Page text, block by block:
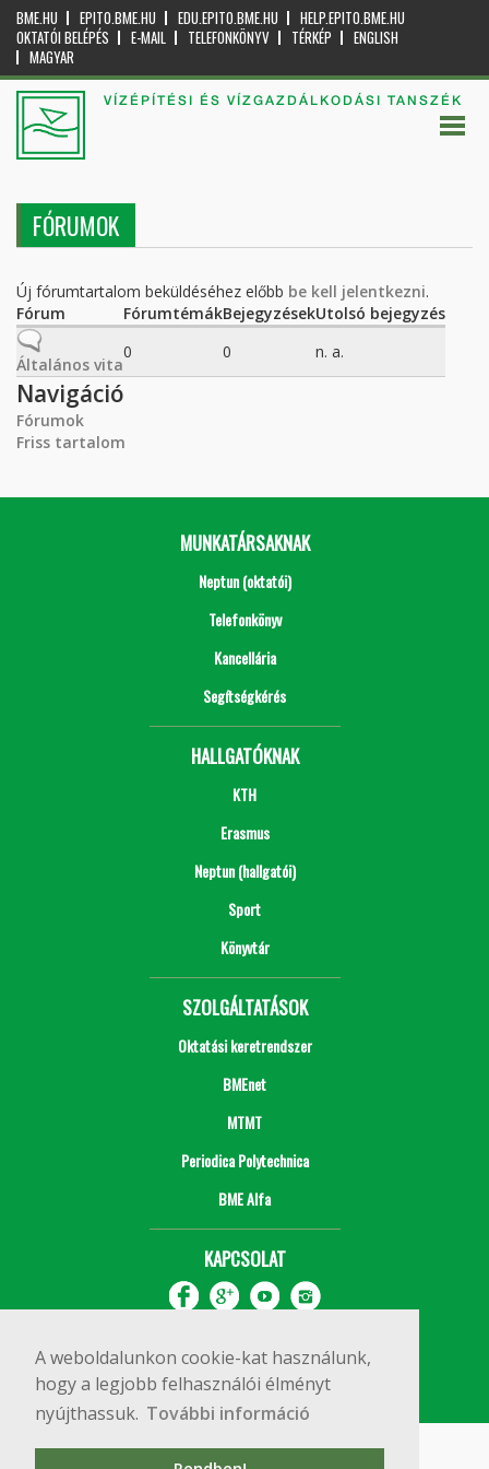
A weboldalunkon cookie-kat használunk,
hogy a legjobb felhasználói élményt
nyújthassuk. További információ
BME.HU EPITO.BME.HU EDU.EPITO.BME.HU
HELP.EPITO.BME.HU
OKTATÓI BELÉPÉS
E-MAIL TELEFONKÖNYV TÉRKÉP
ENGLISH
MAGYAR
VÍZÉPÍTÉSI ÉS VÍZGAZDÁLKODÁSI TANSZÉK
FÓRUMOK
Új fórumtartalom beküldéséhez előbb be kell jelentkezni.
Fórum
FórumtémákBejegyzésekUtolsó bejegyzés
Nincs új bejegyzés
Általános vita
0 0 n. a.
Navigáció
Fórumok
Friss tartalom
MUNKATÁRSAKNAK
Neptun (oktatói)
Telefonkönyv
Kancellária
Segítségkérés
HALLGATÓKNAK
KTH
Erasmus
Neptun (hallgatói)
Sport
Könyvtár
SZOLGÁLTATÁSOK
Oktatási keretrendszer
BMEnet
MTMT
Periodica Polytechnica
BME Alfa
KAPCSOLAT
Copyright © 2020 BME Építőmérnöki Kar